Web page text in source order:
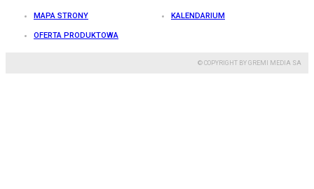
MAPA STRONY KALENDARIUM
OFERTA PRODUKTOWA
© COPYRIGHT BY GREMI MEDIA SA